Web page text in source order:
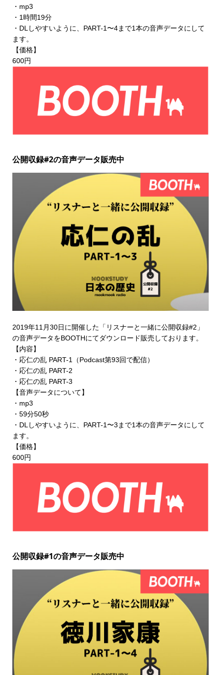
・mp3
・1時間19分
・DLしやすいように、PART-1〜4まで1本の音声データにして
ます。
【価格】
600円
公開収録#2の音声データ販売中
2019年11月30日に開催した「リスナーと一緒に公開収録#2」
の音声データをBOOTHにてダウンロード販売 しております。
【内容】
・応仁の乱 PART-1（Podcast第93回で配信）
・応仁の乱 PART-2
・応仁の乱 PART-3
【音声データについて】
・mp3
・59分50秒
・DLしやすいように、PART-1〜3まで1本の音声データにして
ます。
【価格】
600円
公開収録#1の音声データ販売中